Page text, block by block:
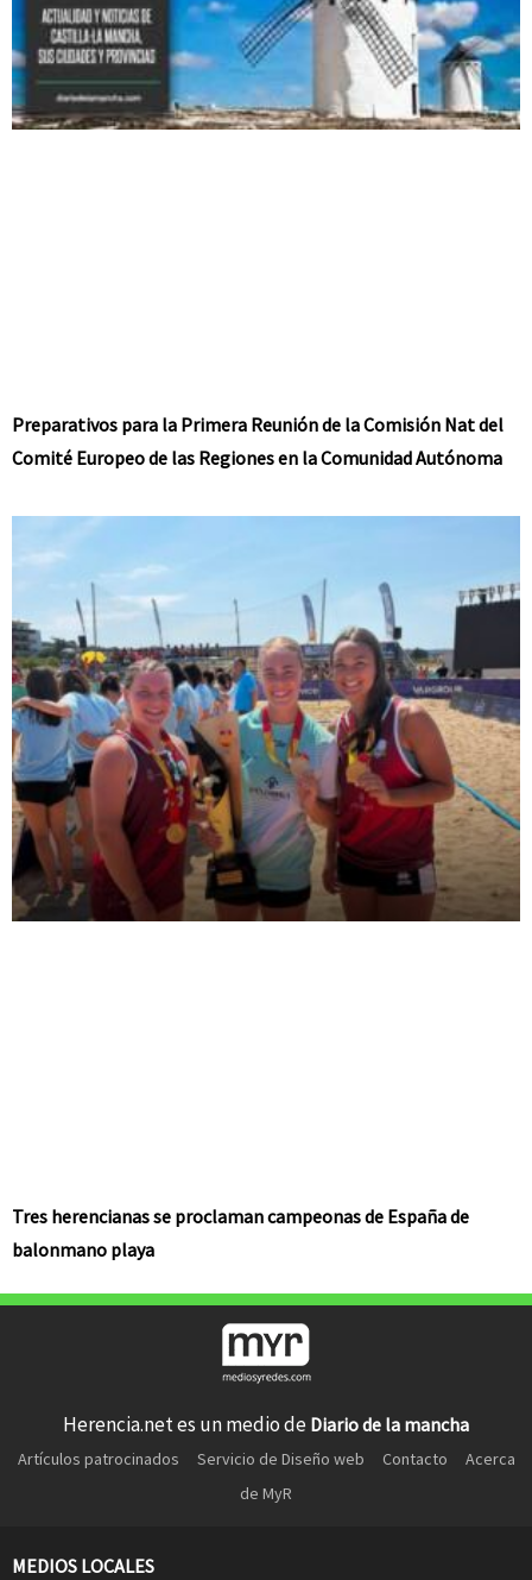
Preparativos para la Primera Reunión de la Comisión Nat del
Comité Europeo de las Regiones en la Comunidad Autónoma
Tres herencianas se proclaman campeonas de España de
balonmano playa
Herencia.net es un medio de Diario de la mancha
Artículos patrocinados Servicio de Diseño web Contacto
Acerca
de MyR
MEDIOS LOCALES